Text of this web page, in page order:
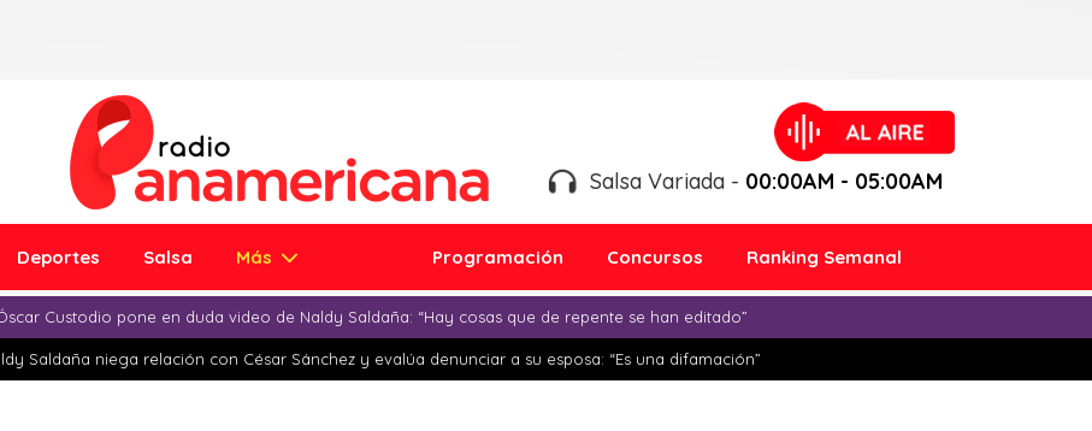
Salsa Variada - 00:00AM - 05:00AM
Deportes Salsa Más Programación Concursos Ranking Semanal
Custodio pone en duda video de Naldy Saldaña: “Hay cosas que de repente se han editado”
Saldaña niega relación con César Sánchez y evalúa denunciar a su esposa: “Es una difamación”